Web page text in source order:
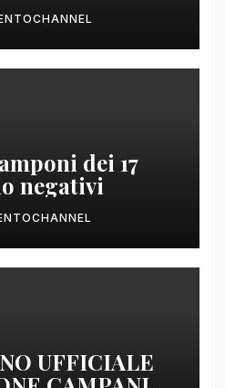
SENZA ARMI
dei 17
negativi
UFFICIALE